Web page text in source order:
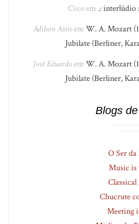
Ciscoem .: interlúdio
Adilson Assisem W. A. Mozart
Jubilate (Berliner,
José Eduardoem W. A. Mozart
Jubilate (Berliner,
Blogs
O Ser
Music is
Chucrute
Meeting